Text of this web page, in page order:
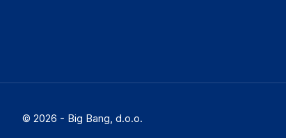
© 2026 - Big Bang, d.o.o.